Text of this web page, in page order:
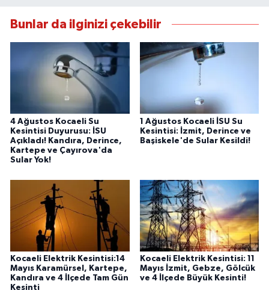
Bunlar da ilginizi çekebilir
4 Ağustos Kocaeli Su
Kesintisi Duyurusu: İSU
Açıkladı! Kandıra, Derince,
Kartepe ve Çayırova'da
Sular Yok!
1 Ağustos Kocaeli İSU Su
Kesintisi: İzmit, Derince ve
Başiskele'de Sular Kesildi!
Kocaeli Elektrik Kesintisi:14
Mayıs Karamürsel, Kartepe,
Kandıra ve 4 İlçede Tam Gün
Kesinti
Kocaeli Elektrik Kesintisi: 11
Mayıs İzmit, Gebze, Gölcük
ve 4 İlçede Büyük Kesinti!